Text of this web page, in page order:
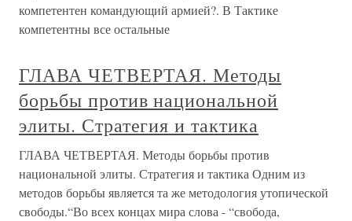
компетентен командующий армией?. В Тактике
компетентны все остальные
ГЛАВА ЧЕТВЕРТАЯ. Методы
борьбы против национальной
элиты. Стратегия и тактика
ГЛАВА ЧЕТВЕРТАЯ. Методы борьбы против
национальной элиты. Стратегия и тактика Одним из
методов борьбы является та же методология утопической
свободы.“Во всех концах мира слова - “свобода,